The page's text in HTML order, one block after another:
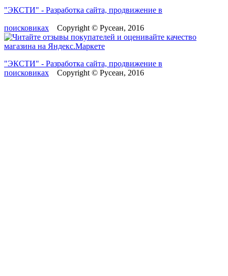
"ЭКСТИ" - Разработка сайта, продвижение в
поисковиках Copyright © Русеан, 2016
"ЭКСТИ" - Разработка сайта, продвижение в
поисковиках Copyright © Русеан, 2016